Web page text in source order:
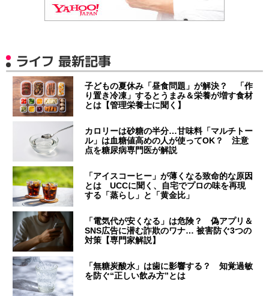
ライフ 最新記事
子どもの夏休み「昼食問題」が解決？ 「作
り置き冷凍」するとうまみ＆栄養が増す食材
とは【管理栄養士に聞く】
カロリーは砂糖の半分…甘味料「マルチトー
ル」は血糖値高めの人が使ってOK？ 注意
点を糖尿病専門医が解説
「アイスコーヒー」が薄くなる致命的な原因
とは UCCに聞く、自宅でプロの味を再現
する「蒸らし」と「黄金比」
「電気代が安くなる」は危険？ 偽アプリ＆
SNS広告に潜む詐欺のワナ… 被害防ぐ3つの
対策【専門家解説】
「無糖炭酸水」は歯に影響する？ 知覚過敏
を防ぐ“正しい飲み方”とは